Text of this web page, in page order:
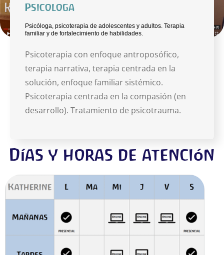
Psicologa
Psicóloga, psicoterapia de adolescentes y adultos. Terapia
familiar y de fortalecimiento de habilidades.
Psicoterapia con enfoque antroposófico,
terapia narrativa, terapia centrada en la
solución, enfoque familiar sistémico.
Psicoterapia centrada en la compasión (en
desarrollo). Tratamiento de psicotrauma.
Días y horas de atención